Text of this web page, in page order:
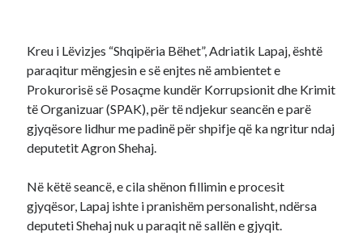
Kreu i Lëvizjes “Shqipëria Bëhet”, Adriatik Lapaj, është
paraqitur mëngjesin e së enjtes në ambientet e
Prokurorisë së Posaçme kundër Korrupsionit dhe Krimit
të Organizuar (SPAK), për të ndjekur seancën e parë
gjyqësore lidhur me padinë për shpifje që ka ngritur ndaj
deputetit Agron Shehaj.​
Në këtë seancë, e cila shënon fillimin e procesit
gjyqësor, Lapaj ishte i pranishëm personalisht, ndërsa
deputeti Shehaj nuk u paraqit në sallën e gjyqit.